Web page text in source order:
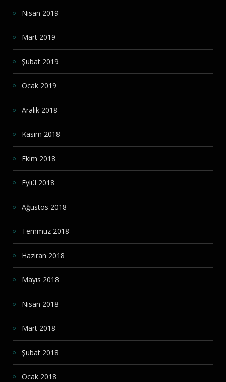
Nisan 2019
Mart 2019
Şubat 2019
Ocak 2019
Aralık 2018
Kasım 2018
Ekim 2018
Eylül 2018
Ağustos 2018
Temmuz 2018
Haziran 2018
Mayıs 2018
Nisan 2018
Mart 2018
Şubat 2018
Ocak 2018